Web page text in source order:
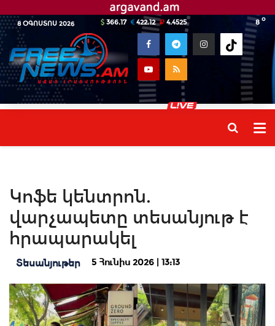
8 ՕԳՈՍՏՈՍ 2026 8 o
366.17 422.12 4.4525
Կոֆե կենտրոն.
վարչապետը տեսանյութ է
հրապարակել
Տեսանյութեր 5 Հունիս 2026 | 13:13